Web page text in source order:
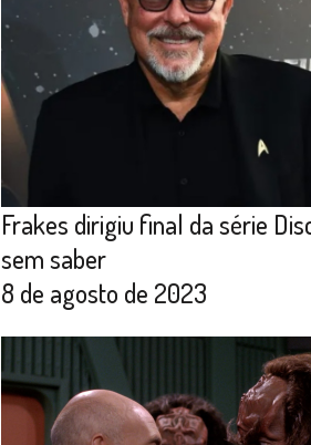
Frakes dirigiu final da série
sem saber
8 de agosto de 2023